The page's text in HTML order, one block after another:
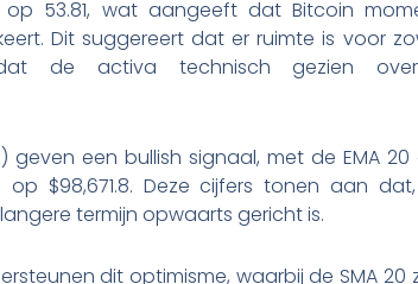
op 53.81, wat aangeeft dat Bitcoin
Dit suggereert dat er ruimte is voor
de activa technisch gezien
geven een bullish signaal, met de EMA 20
op $98,671.8. Deze cijfers tonen aan
termijn opwaarts gericht is.
dit optimisme, waarbij de SMA 20